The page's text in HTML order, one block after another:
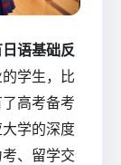
语基础反
学生，比
高考备考
学的深度
、留学交